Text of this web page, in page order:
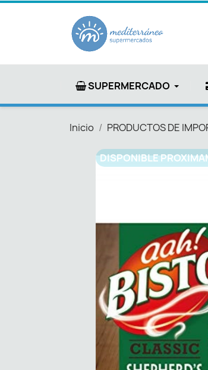
SUPERMERCADO
Inicio PRODUCTOS DE
DISPONIBLE